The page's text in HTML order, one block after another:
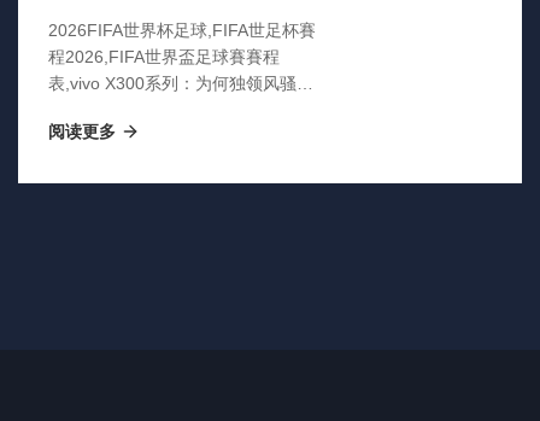
2026FIFA世界杯足球,FIFA世足杯賽
程2026,FIFA世界盃足球賽賽程
表,vivo X300系列：为何独领风骚？
峰！
阅读更多